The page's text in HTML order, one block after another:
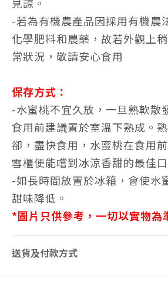
-若為有機農產品因採用有機農
化學肥料和農藥，故若外觀上
常狀況，敬請安心食用
保存方式：
-水蜜桃不宜久放，一旦熟軟散
食用前建議置於室溫下熟成。
卻，盡快食用，水蜜桃在食用
雪櫃便能嚐到冰涼香甜的最佳口
-如長時間放置於冰箱，會使水
甜味降低。
*圖片只供參考，一切以實物為
送貨及付款方式